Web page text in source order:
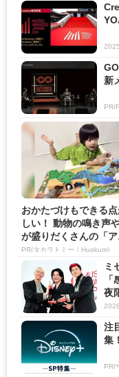
新
おかたづけもできる
しい！ 動物の鳴き声
が盛りだくさんの「ア
ア ...
PR(タカラトミー｜Hugkum)
ミ
夜
注
集！
PR(